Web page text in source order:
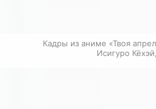
Кадры из аниме «Твоя
Исигуро